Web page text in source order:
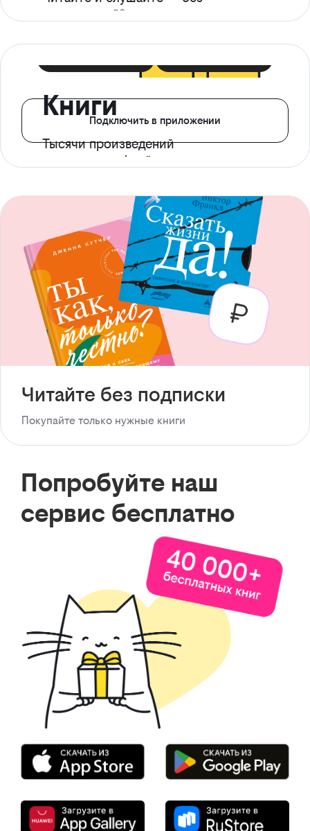
ограничений*
Книги
Тысячи произведений
с доступом офлайн
Подключить в приложении
Читайте без подписки
Покупайте только нужные книги
Попробуйте наш
сервис бесплатно